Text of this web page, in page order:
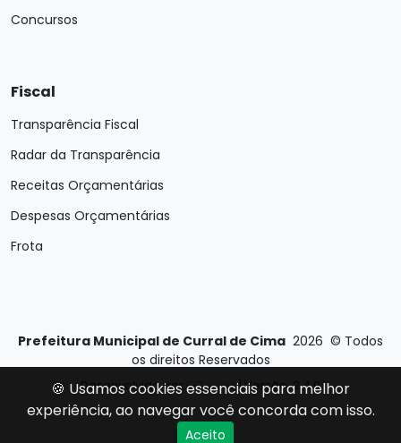
Concursos
Fiscal
Transparência Fiscal
Radar da Transparência
Receitas Orçamentárias
Despesas Orçamentárias
Frota
Prefeitura Municipal de Curral de Cima 2026 © Todos
os direitos Reservados
Desenvolvido por E-Ticons| Versão: 2.4.0
🍪 Usamos cookies essenciais para melhor
experiência, ao navegar você concorda com isso.
Aceito